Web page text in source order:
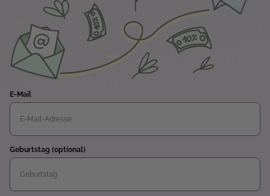
E-Mail
Geburtstag (optional)